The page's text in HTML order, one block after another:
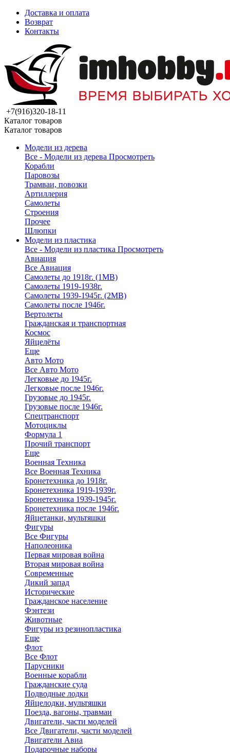
Доставка и оплата
Возврат
Контакты
+7(916)320-18-11
Каталог товаров
Каталог товаров
Модели из дерева
Все - Модели из дерева Просмотреть
Корабли
Паровозы
Трамваи, повозки
Артиллерия
Самолеты
Строения
Прочее
Шлюпки
Модели из пластика
Все - Модели из пластика Просмотреть
Авиация
Все Авиация
Самолеты до 1918г. (1МВ)
Самолеты 1919-1938г.
Самолеты 1939-1945г. (2МВ)
Самолеты после 1946г.
Вертолеты
Гражданская и транспортная
Космос
Яйцелёты
Еще
Авто Мото
Все Авто Мото
Легковые до 1945г.
Легковые после 1946г.
Грузовые до 1945г.
Грузовые после 1946г.
Спецтранспорт
Мотоциклы
Формула 1
Прочий транспорт
Еще
Военная Техника
Все Военная Техника
Бронетехника до 1918г.
Бронетехника 1919-1939г.
Бронетехника 1939-1945г.
Бронетехника после 1946г.
Яйцетанки, мультяшки
Фигуры
Все Фигуры
Наполеоника
Первая мировая война
Вторая мировая война
Современные
Дикий запад
Исторические
Гражданское население
Фэнтези
Животные
Фигуры из резинопластика
Еще
Флот
Все Флот
Парусники
Военные корабли
Гражданские суда
Подводные лодки
Яйцелодки, мультяшки
Поезда, вагоны, травмаи
Двигатели, части моделей
Все Двигатели, части моделей
Двигатели Авиа
Подарочные наборы